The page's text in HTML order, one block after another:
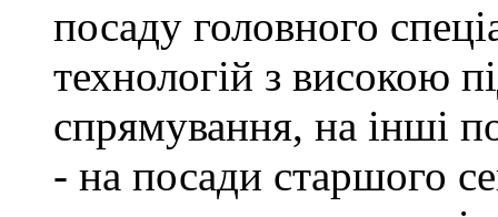
посаду головного
технологій з високою
спрямування, на інші
- на посади старшого